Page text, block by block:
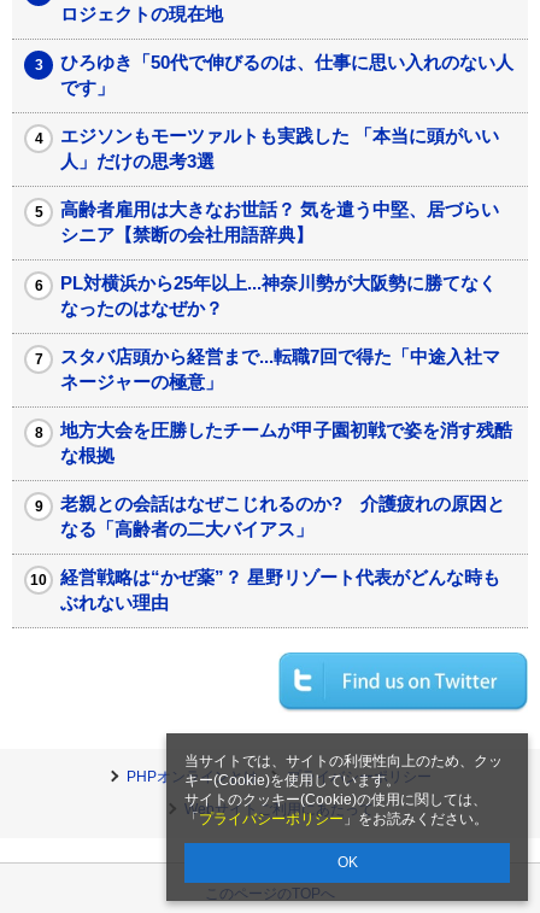
当サイトでは、サイトの利便性向上のため、クッ
キー(Cookie)を使用しています。
サイトのクッキー(Cookie)の使用に関しては、
「 プライバシーポリシー 」をお読みください。
OK
ロジェクトの現在地
ひろゆき「50代で伸びるのは、仕事に思い入れのない人
です」
エジソンもモーツァルトも実践した 「本当に頭がいい
人」だけの思考3選
高齢者雇用は大きなお世話？ 気を遣う中堅、居づらい
シニア【禁断の会社用語辞典】
PL対横浜から25年以上...神奈川勢が大阪勢に勝てなく
なったのはなぜか？
スタバ店頭から経営まで...転職7回で得た「中途入社マ
ネージャーの極意」
地方大会を圧勝したチームが甲子園初戦で姿を消す残酷
な根拠
老親との会話はなぜこじれるのか? 介護疲れの原因と
なる「高齢者の二大バイアス」
経営戦略は“かぜ薬”？ 星野リゾート代表がどんな時も
ぶれない理由
PHPオンラインとは
プライバシーポリシー
Webサイトご利用にあたって
このページのTOPへ